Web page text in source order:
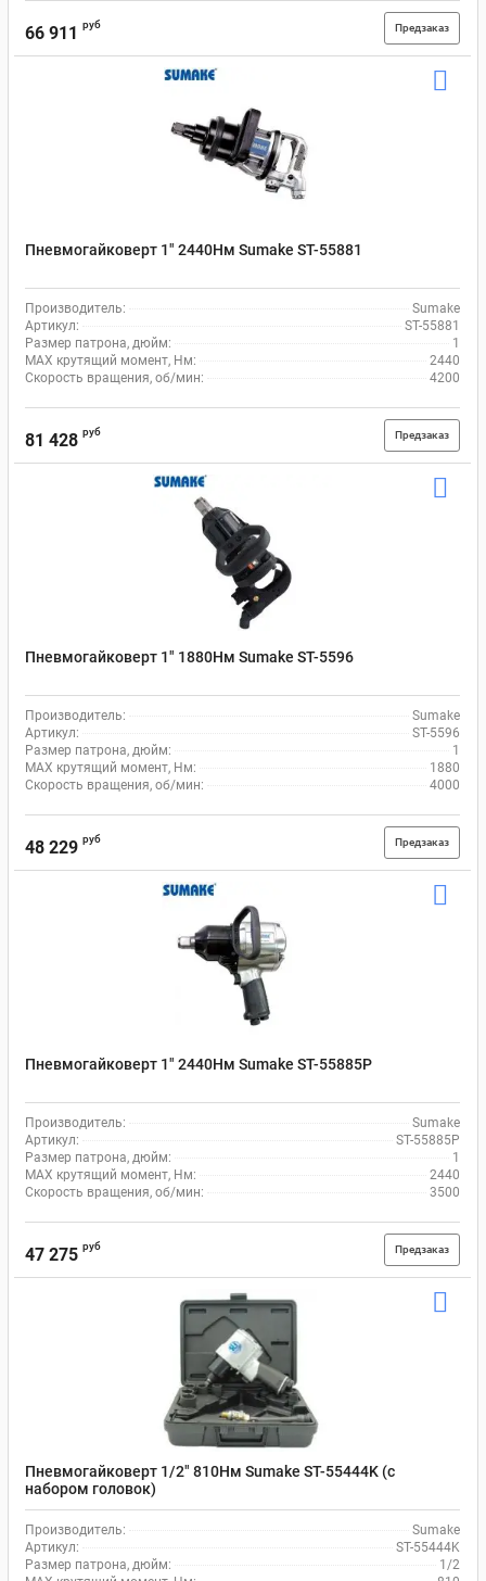
66 911 руб Предзаказ
Пневмогайковерт 1" 2440Нм Sumake ST-55881
Производитель:
Sumake
Артикул:
ST-55881
Размер патрона, дюйм:
1
MAX крутящий момент, Нм:
2440
Скорость вращения, об/мин:
4200
81 428 руб Предзаказ
Пневмогайковерт 1" 1880Нм Sumake ST-5596
Производитель:
Sumake
Артикул:
ST-5596
Размер патрона, дюйм:
1
MAX крутящий момент, Нм:
1880
Скорость вращения, об/мин:
4000
48 229 руб Предзаказ
Пневмогайковерт 1" 2440Нм Sumake ST-55885P
Производитель:
Sumake
Артикул:
ST-55885P
Размер патрона, дюйм:
1
MAX крутящий момент, Нм:
2440
Скорость вращения, об/мин:
3500
47 275 руб Предзаказ
Пневмогайковерт 1/2" 810Нм Sumake ST-55444K (с
набором головок)
Производитель:
Sumake
Артикул:
ST-55444K
Размер патрона, дюйм:
1/2